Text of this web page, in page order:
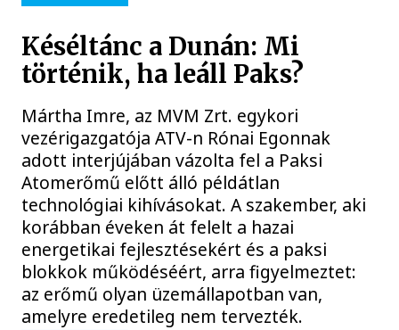
Késéltánc a Dunán: Mi
történik, ha leáll Paks?
Mártha Imre, az MVM Zrt. egykori
vezérigazgatója ATV-n Rónai Egonnak
adott interjújában vázolta fel a Paksi
Atomerőmű előtt álló példátlan
technológiai kihívásokat. A szakember, aki
korábban éveken át felelt a hazai
energetikai fejlesztésekért és a paksi
blokkok működéséért, arra figyelmeztet:
az erőmű olyan üzemállapotban van,
amelyre eredetileg nem tervezték.